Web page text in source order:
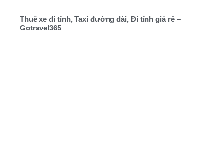
Thuê xe đi tỉnh, Taxi đường dài, Đi tỉnh giá rẻ –
Gotravel365